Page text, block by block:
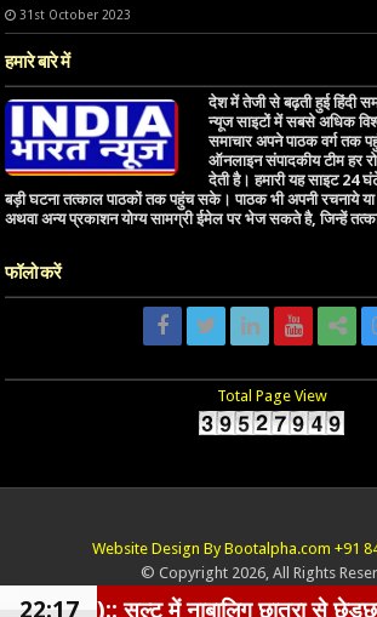
31st October 2023
हमारे बारे में
देश में तेजी से बढ़ती हुई हिंदी
न्यूज साइटों में सबसे अधिक
समाचार अपने पाठक वर्ग तक
ऑनलाइन संपादकीय टीम हर
देती है। हमारी यह साइट 24
बड़ी घटना तत्काल पाठकों तक पहुंच सके। पाठक भी अपनी रचनाये
अथवा अन्य प्रकाशन योग्य सामग्री ईमेल पर भेज सकते है, जिन्हें
फॉलो करें
Total Page View
Website Design By Bootalpha.com +91
© Copyright 2026, All Rights
सल्ट में नाबालिग छात्रा से छेड़छाड़ का
22:17